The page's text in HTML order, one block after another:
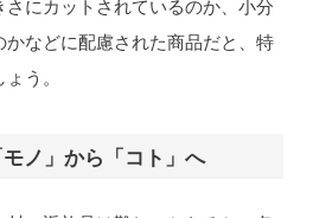
にカットされているのか、小分
などに配慮された商品だと、特
う。
ノ」から「コト」へ